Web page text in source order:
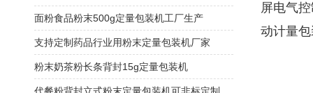
屏电气
动计量
面粉食品粉末500g定量包装机工厂生产
支持定制药品行业用粉末定量包装机厂家
粉末奶茶粉长条背封15g定量包装机